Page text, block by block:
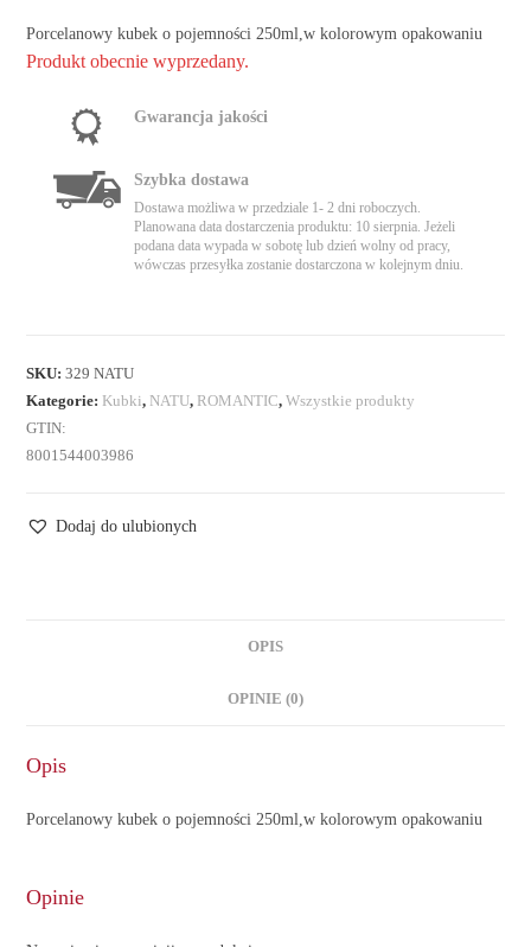
Porcelanowy kubek o pojemności 250ml,w kolorowym opakowaniu
Produkt obecnie wyprzedany.
Gwarancja jakości
Szybka dostawa
Dostawa możliwa w przedziale 1- 2 dni roboczych.
Planowana data dostarczenia produktu: 10 sierpnia. Jeżeli
podana data wypada w sobotę lub dzień wolny od pracy,
wówczas przesyłka zostanie dostarczona w kolejnym dniu.
SKU:329 NATU
Kategorie: Kubki, NATU, ROMANTIC,Wszystkie produkty
GTIN:
8001544003986
Dodaj do ulubionych
OPIS
OPINIE (0)
Opis
Porcelanowy kubek o pojemności 250ml,w kolorowym opakowaniu
Opinie